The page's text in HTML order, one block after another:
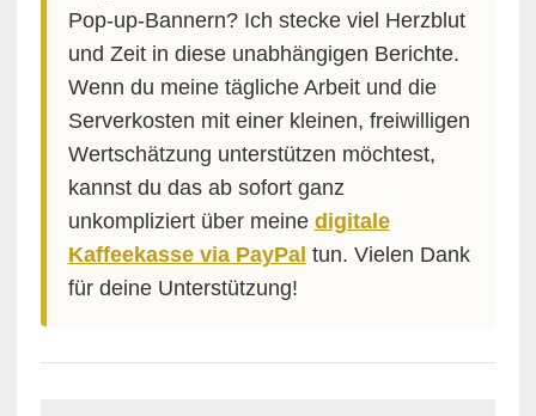
Pop-up-Bannern? Ich stecke viel Herzblut
und Zeit in diese unabhängigen Berichte.
Wenn du meine tägliche Arbeit und die
Serverkosten mit einer kleinen, freiwilligen
Wertschätzung unterstützen möchtest,
kannst du das ab sofort ganz
unkompliziert über meine digitale
Kaffeekasse via PayPal tun. Vielen Dank
für deine Unterstützung!